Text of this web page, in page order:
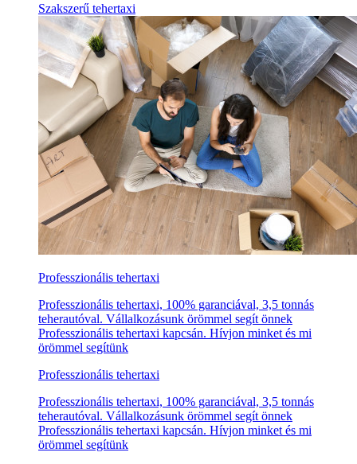
Szakszerű tehertaxi
Professzionális tehertaxi
Professzionális tehertaxi, 100% garanciával, 3,5 tonnás
teherautóval. Vállalkozásunk örömmel segít önnek
Professzionális tehertaxi kapcsán. Hívjon minket és mi
örömmel segítünk
Professzionális tehertaxi
Professzionális tehertaxi, 100% garanciával, 3,5 tonnás
teherautóval. Vállalkozásunk örömmel segít önnek
Professzionális tehertaxi kapcsán. Hívjon minket és mi
örömmel segítünk